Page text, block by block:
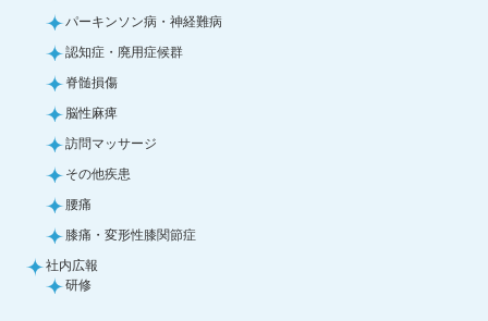
パーキンソン病・神経難病
認知症・廃用症候群
脊髄損傷
脳性麻痺
訪問マッサージ
その他疾患
腰痛
膝痛・変形性膝関節症
社内広報
研修